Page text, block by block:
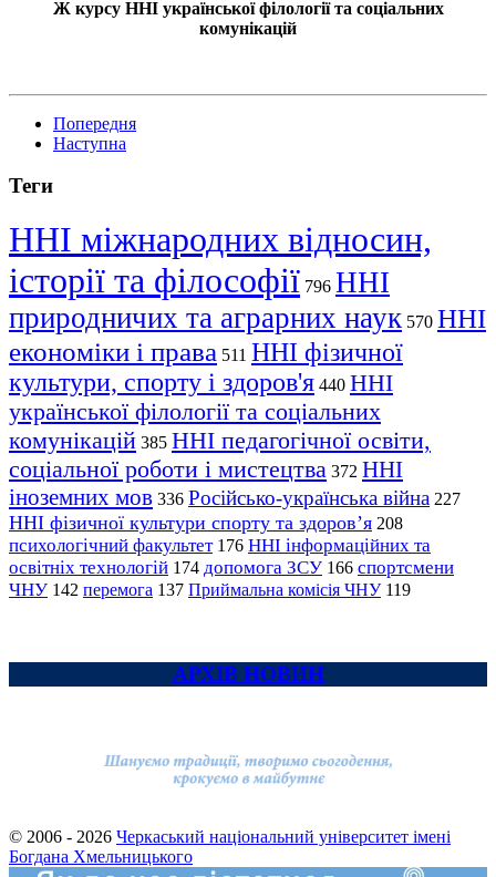
Ж курсу ННІ української філології та соціальних
комунікацій
Попередня
Наступна
Теги
ННІ міжнародних відносин,
історії та філософії 796 ННІ
природничих та аграрних наук 570 ННІ
економіки і права 511 ННІ фізичної
культури, спорту і здоров'я 440 ННІ
української філології та соціальних
комунікацій 385 ННІ педагогічної освіти,
соціальної роботи і мистецтва 372 ННІ
іноземних мов 336 Російсько-українська війна 227
ННІ фізичної культури спорту та здоров’я 208
психологічний факультет 176 ННІ інформаційних та
освітніх технологій 174 допомога ЗСУ 166 спортсмени
ЧНУ 142 перемога 137 Приймальна комісія ЧНУ 119
АРХІВ НОВИН
© 2006 - 2026 Черкаський національний університет імені
Богдана Хмельницького